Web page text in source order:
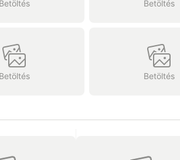
Betöltés Betöltés
Betöltés Betöltés